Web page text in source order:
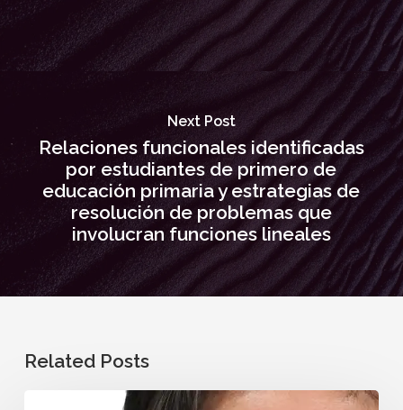
Next Post
Relaciones funcionales identificadas
por estudiantes de primero de
educación primaria y estrategias de
resolución de problemas que
involucran funciones lineales
Related Posts